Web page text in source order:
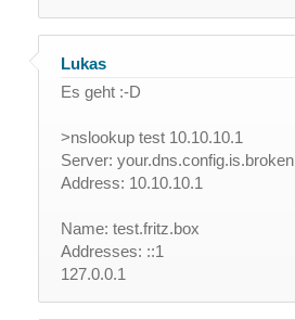
Lukas
Es geht :-D
>nslookup test 10.10.10.1
Server: your.dns.config.is.broken
Address: 10.10.10.1
Name: test.fritz.box
Addresses: ::1
127.0.0.1